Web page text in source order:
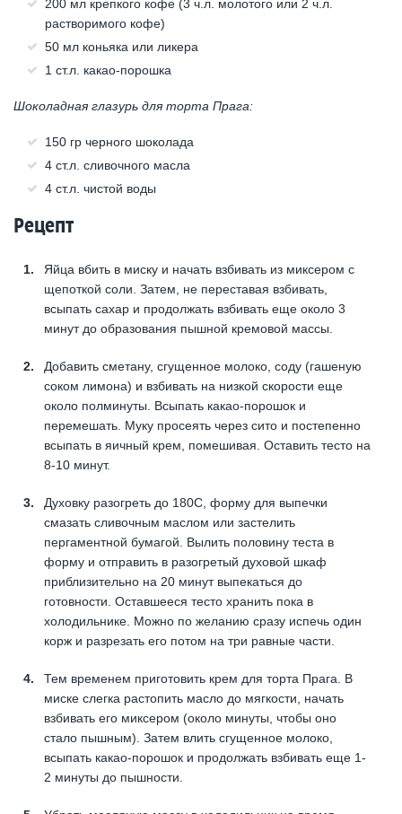
200 мл крепкого кофе (3 ч.л. молотого или 2 ч.л.
растворимого кофе)
50 мл коньяка или ликера
1 ст.л. какао-порошка
Шоколадная глазурь для торта Прага:
150 гр черного шоколада
4 ст.л. сливочного масла
4 ст.л. чистой воды
Рецепт
Яйца вбить в миску и начать взбивать из миксером с
щепоткой соли. Затем, не переставая взбивать,
всыпать сахар и продолжать взбивать еще около 3
минут до образования пышной кремовой массы.
Добавить сметану, сгущенное молоко, соду (гашеную
соком лимона) и взбивать на низкой скорости еще
около полминуты. Всыпать какао-порошок и
перемешать. Муку просеять через сито и постепенно
всыпать в яичный крем, помешивая. Оставить тесто на
8-10 минут.
Духовку разогреть до 180С, форму для выпечки
смазать сливочным маслом или застелить
пергаментной бумагой. Вылить половину теста в
форму и отправить в разогретый духовой шкаф
приблизительно на 20 минут выпекаться до
готовности. Оставшееся тесто хранить пока в
холодильнике. Можно по желанию сразу испечь один
корж и разрезать его потом на три равные части.
Тем временем приготовить крем для торта Прага. В
миске слегка растопить масло до мягкости, начать
взбивать его миксером (около минуты, чтобы оно
стало пышным). Затем влить сгущенное молоко,
всыпать какао-порошок и продолжать взбивать еще 1-
2 минуты до пышности.